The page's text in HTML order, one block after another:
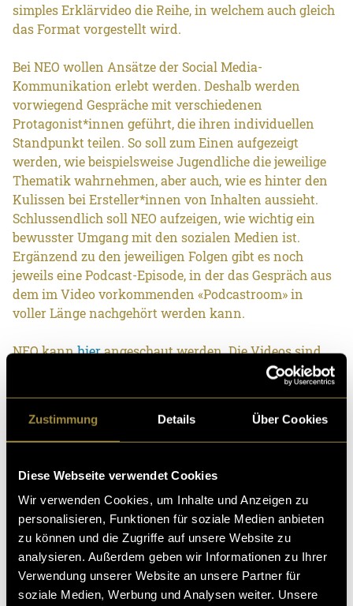
Zustimmung Details Über Cookies
Diese Webseite verwendet Cookies
Wir verwenden Cookies, um Inhalte und Anzeigen zu
personalisieren, Funktionen für soziale Medien anbieten
zu können und die Zugriffe auf unsere Website zu
analysieren. Außerdem geben wir Informationen zu Ihrer
Verwendung unserer Website an unsere Partner für
soziale Medien, Werbung und Analysen weiter. Unsere
simples Erklärvideo die Reihe, in welchem auch gleich
das Format vorgestellt wird.
Bei NEO wollen Ansätze der Social Media-
Kommunikation erlebt werden. Deshalb werden
vorwiegend Gespräche mit verschiedenen
Protagonist*innen geführt, die ihren individuellen
Standpunkt teilen. So soll zum Einen aufgezeigt
werden, wie beispielsweise Jugendliche die jeweilige
Thematik wahrnehmen, aber auch, wie es hinter den
Kulissen bei Ersteller*innen von Inhalten aussieht.
Schlussendlich soll NEO aufzeigen, wie wichtig ein
bewusster Umgang mit den sozialen Medien ist.
Ergänzend zu den jeweiligen Folgen gibt es noch
jeweils eine Podcast-Episode, in der das Gespräch aus
dem im Video vorkommenden «Podcastroom» in
voller Länge nachgehört werden kann.
NEO kannhierangeschaut werden. Die Videos sind
noch nicht vollends veröffentlicht, da noch an einem
ausgeklügelten Distributionskonzept gearbeitet wird,
Die Podcastfolgen können beispielsweisehiergehört